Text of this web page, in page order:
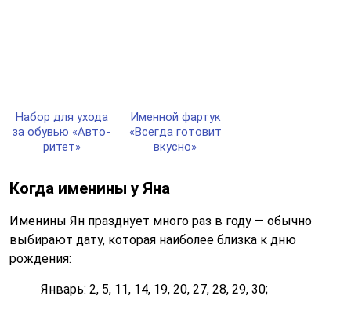
Набор для ухо­да
за обувью «Авто­
ри­тет»
Имен­ной фар­тук
«Всег­да го­то­вит
вкус­но»
Когда именины у Яна
Именины Ян празднует много раз в году — обычно
выбирают дату, которая наиболее близка к дню
рождения:
Январь: 2, 5, 11, 14, 19, 20, 27, 28, 29, 30;